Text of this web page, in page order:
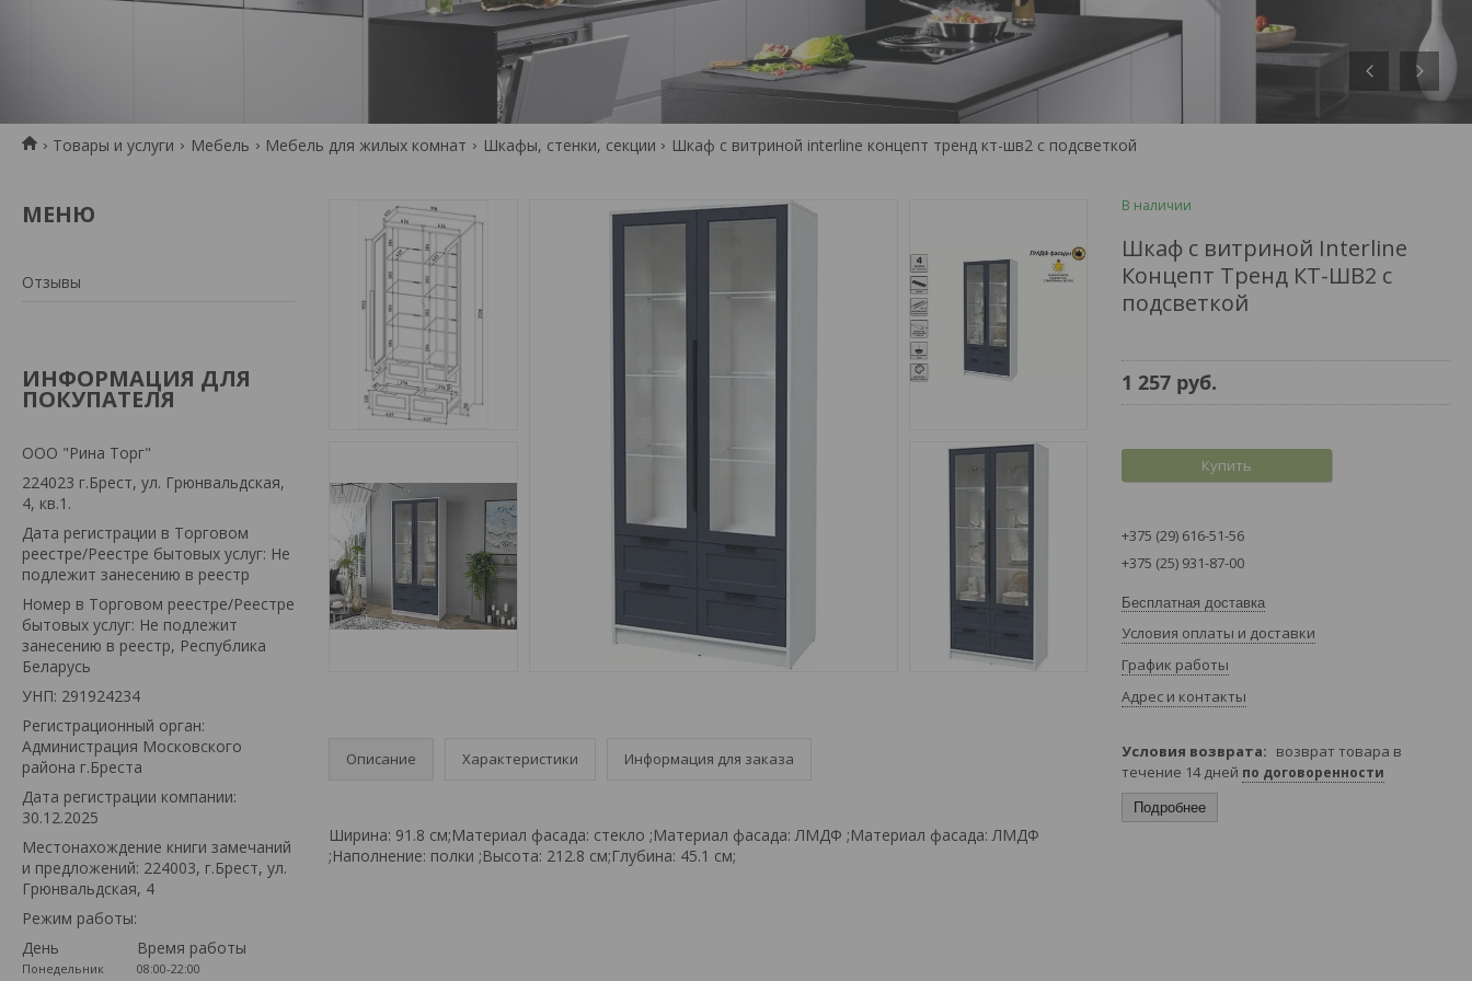
Товары и услуги Мебель Мебель для жилых комнат Шкафы, стенки, секции Шкаф с витриной interline концепт тренд кт-шв2 с подсветкой
Отзывы
ИНФОРМАЦИЯ ДЛЯ
ПОКУПАТЕЛЯ
ООО "Рина Торг"
224023 г.Брест, ул. Грюнвальдская,
4, кв.1.
Дата регистрации в Торговом
реестре/Реестре бытовых услуг: Не
подлежит занесению в реестр
Номер в Торговом реестре/Реестре
бытовых услуг: Не подлежит
занесению в реестр, Республика
Беларусь
УНП: 291924234
Регистрационный орган:
Администрация Московского
района г.Бреста
Дата регистрации компании:
30.12.2025
Местонахождение книги замечаний
и предложений: 224003, г.Брест, ул.
Грюнвальдская, 4
Режим работы:
День
Время работы
Понедельник
08:00-22:00
Описание Характеристики Информация для заказа
Ширина: 91.8 см;Материал фасада: стекло ;Материал фасада: ЛМДФ ;Материал фасада: ЛМДФ
;Наполнение: полки ;Высота: 212.8 см;Глубина: 45.1 см;
В наличии
Шкаф с витриной Interline
Концепт Тренд КТ-ШВ2 с
подсветкой
1 257 руб.
Купить
+375 (29) 616-51-56
+375 (25) 931-87-00
Бесплатная доставка
Условия оплаты и доставки
График работы
Адрес и контакты
возврат товара в
течение 14 дней по договоренности
Подробнее